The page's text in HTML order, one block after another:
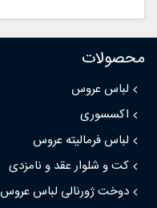
محصولات
لباس عروس
اکسسوری
لباس فرمالیته عروس
کت و شلوار عقد و نامزدی
دوخت ژورنالی لباس عروس